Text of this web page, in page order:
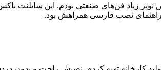
نویز زیاد فن‌های صنعتی بودم. این سایلنت
نصب فارسی همراهش بود.